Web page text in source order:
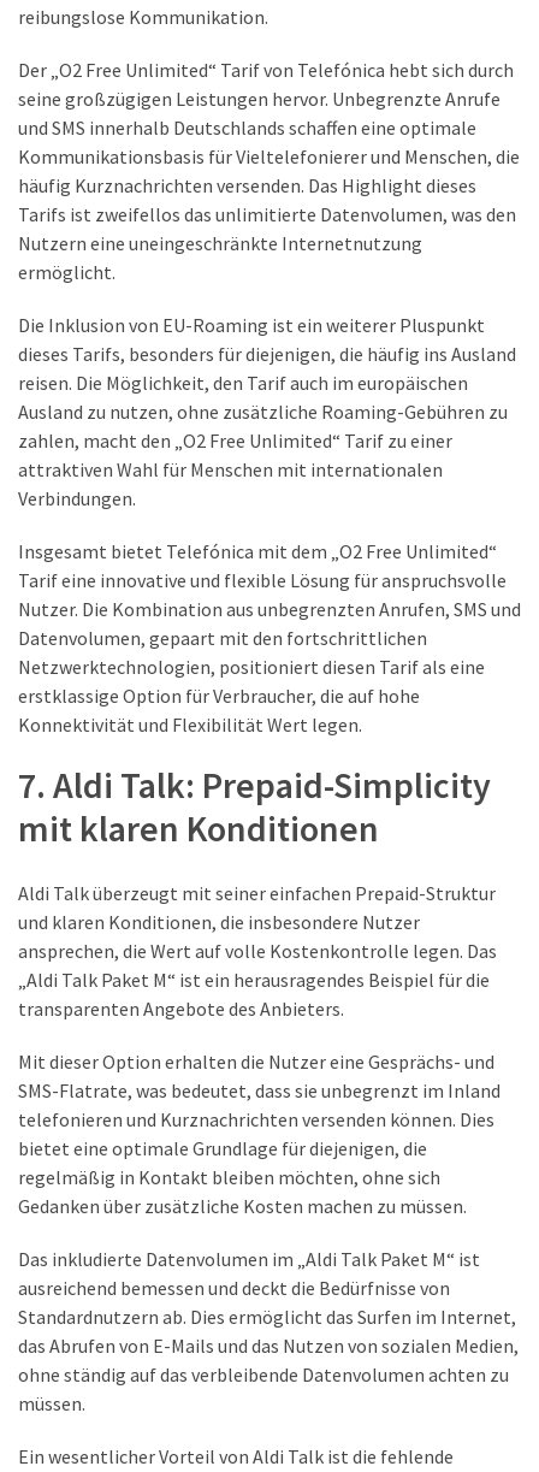
reibungslose Kommunikation.
Der „O2 Free Unlimited“ Tarif von Telefónica hebt sich durch
seine großzügigen Leistungen hervor. Unbegrenzte Anrufe
und SMS innerhalb Deutschlands schaffen eine optimale
Kommunikationsbasis für Vieltelefonierer und Menschen, die
häufig Kurznachrichten versenden. Das Highlight dieses
Tarifs ist zweifellos das unlimitierte Datenvolumen, was den
Nutzern eine uneingeschränkte Internetnutzung
ermöglicht.
Die Inklusion von EU-Roaming ist ein weiterer Pluspunkt
dieses Tarifs, besonders für diejenigen, die häufig ins Ausland
reisen. Die Möglichkeit, den Tarif auch im europäischen
Ausland zu nutzen, ohne zusätzliche Roaming-Gebühren zu
zahlen, macht den „O2 Free Unlimited“ Tarif zu einer
attraktiven Wahl für Menschen mit internationalen
Verbindungen.
Insgesamt bietet Telefónica mit dem „O2 Free Unlimited“
Tarif eine innovative und flexible Lösung für anspruchsvolle
Nutzer. Die Kombination aus unbegrenzten Anrufen, SMS und
Datenvolumen, gepaart mit den fortschrittlichen
Netzwerktechnologien, positioniert diesen Tarif als eine
erstklassige Option für Verbraucher, die auf hohe
Konnektivität und Flexibilität Wert legen.
7. Aldi Talk: Prepaid-Simplicity
mit klaren Konditionen
Aldi Talk überzeugt mit seiner einfachen Prepaid-Struktur
und klaren Konditionen, die insbesondere Nutzer
ansprechen, die Wert auf volle Kostenkontrolle legen. Das
„Aldi Talk Paket M“ ist ein herausragendes Beispiel für die
transparenten Angebote des Anbieters.
Mit dieser Option erhalten die Nutzer eine Gesprächs- und
SMS-Flatrate, was bedeutet, dass sie unbegrenzt im Inland
telefonieren und Kurznachrichten versenden können. Dies
bietet eine optimale Grundlage für diejenigen, die
regelmäßig in Kontakt bleiben möchten, ohne sich
Gedanken über zusätzliche Kosten machen zu müssen.
Das inkludierte Datenvolumen im „Aldi Talk Paket M“ ist
ausreichend bemessen und deckt die Bedürfnisse von
Standardnutzern ab. Dies ermöglicht das Surfen im Internet,
das Abrufen von E-Mails und das Nutzen von sozialen Medien,
ohne ständig auf das verbleibende Datenvolumen achten zu
müssen.
Ein wesentlicher Vorteil von Aldi Talk ist die fehlende